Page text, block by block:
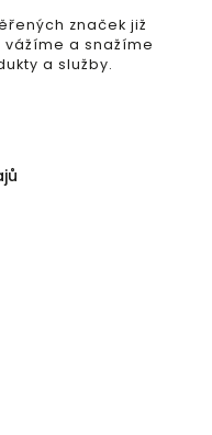
značek již
vážíme a snažíme
a služby.